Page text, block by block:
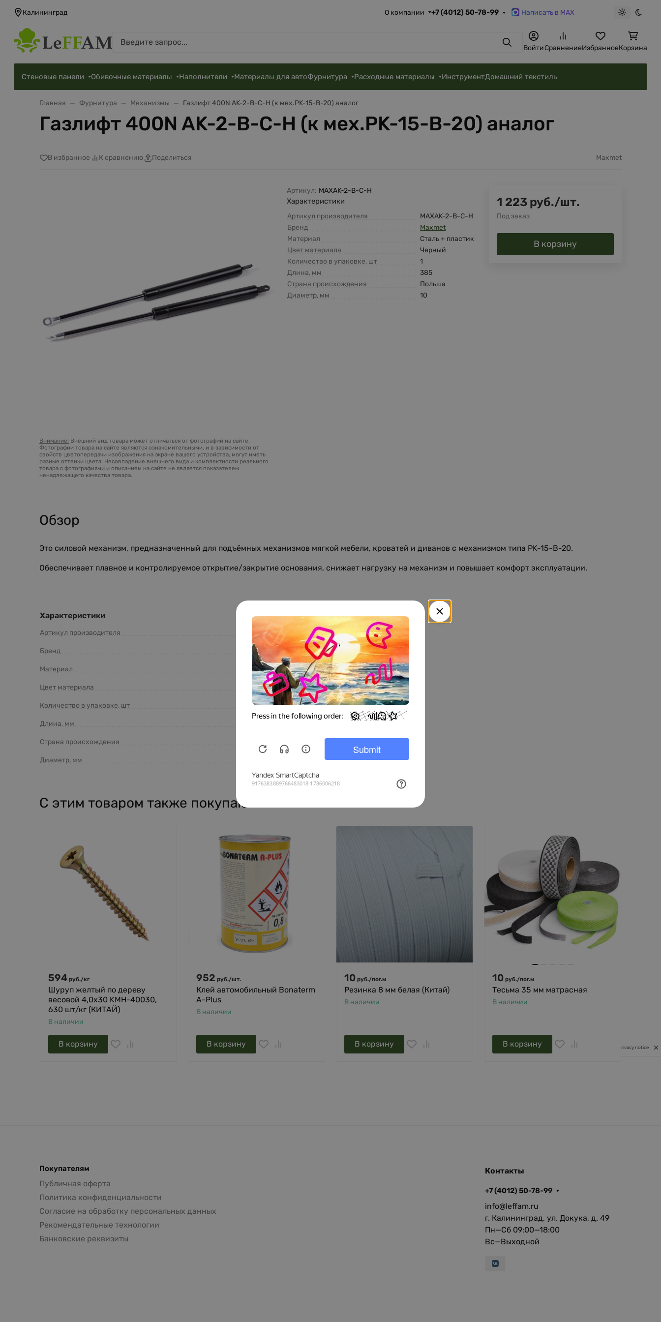
Калининград О компании +7 (4012) 50-78-99 Написать в MAX
Светлая
ПоискВойтиСравнениеИзбранноеКорзина
Стеновые панели Обивочные материалы Наполнители Материалы для автоФурнитура Расходные материалы ИнструментДомашний текстиль
Главная Фурнитура Механизмы Газлифт 400N AK-2-B-C-H (к мех.PK-15-B-20) аналог
Газлифт 400N AK-2-B-C-H (к мех.PK-15-B-20) аналог
В избранное К сравнению Поделиться Maxmet
Внимание! Внешний вид товара может отличаться от фотографий на сайте.
Фотографии товара на сайте являются ознакомительными, и в зависимости от
свойств цветопередачи изображения на экране вашего устройства, могут иметь
разные оттенки цвета. Несовпадение внешнего вида и комплектности реального
товара с фотографиями и описанием на сайте не является показателем
ненадлежащего качества товара.
Артикул: MAXAK-2-B-C-H
Характеристики
Артикул производителя
MAXAK-2-B-C-H
Бренд
Maxmet
Материал
Сталь + пластик
Цвет материала
Черный
Количество в упаковке, шт
1
Длина, мм
385
Страна происхождения
Польша
Диаметр, мм
10
1 223 руб./шт.
Под заказ
В корзину
Обзор
Это силовой механизм, предназначенный для подъёмных механизмов мягкой мебели, кроватей и диванов с механизмом типа PK-15-B-20.
Обеспечивает плавное и контролируемое открытие/закрытие основания, снижает нагрузку на механизм и повышает комфорт эксплуатации.
Характеристики
Артикул производителя MAXAK-2-B-C-H
Бренд Maxmet
Материал Сталь + пластик
Цвет материала Черный
Количество в упаковке, шт
Длина, мм
Страна происхождения
Диаметр, мм
С этим товаром также покупают
594 руб./кг
Шуруп желтый по дереву
весовой 4,0х30 KMH-40030,
630 шт/кг (КИТАЙ)
В наличии
В корзину
952 руб./шт.
Клей автомобильный Bonaterm
A-Plus
В наличии
В корзину
10 руб./пог.м
Резинка 8 мм белая (Китай)
В наличии
В корзину
10 руб./пог.м
Тесьма 35 мм матрасная
В наличии
В корзину В
Покупателям
Публичная оферта
Политика конфиденциальности
Согласие на обработку персональных данных
Рекомендательные технологии
Банковские реквизиты
Контакты
+7 (4012) 50-78-99
info@leffam.ru
г. Калининград, ул. Докука, д. 49
Пн—Сб 09:00—18:00
Вс—Выходной
Privacy notice